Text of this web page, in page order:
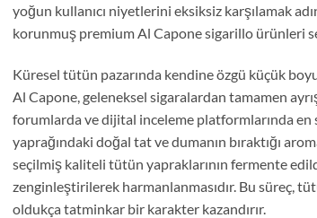
yoğun kullanıcı niyetlerini eksiksiz karşılamak
korunmuş premium Al Capone sigarillo ürünleri
Küresel tütün pazarında kendine özgü küçük
Al Capone, geleneksel sigaralardan tamamen
forumlarda ve dijital inceleme platformlarında en
yaprağındaki doğal tat ve dumanın bıraktığı
seçilmiş kaliteli tütün yapraklarının fermente
zenginleştirilerek harmanlanmasıdır. Bu süreç,
oldukça tatminkar bir karakter kazandırır.